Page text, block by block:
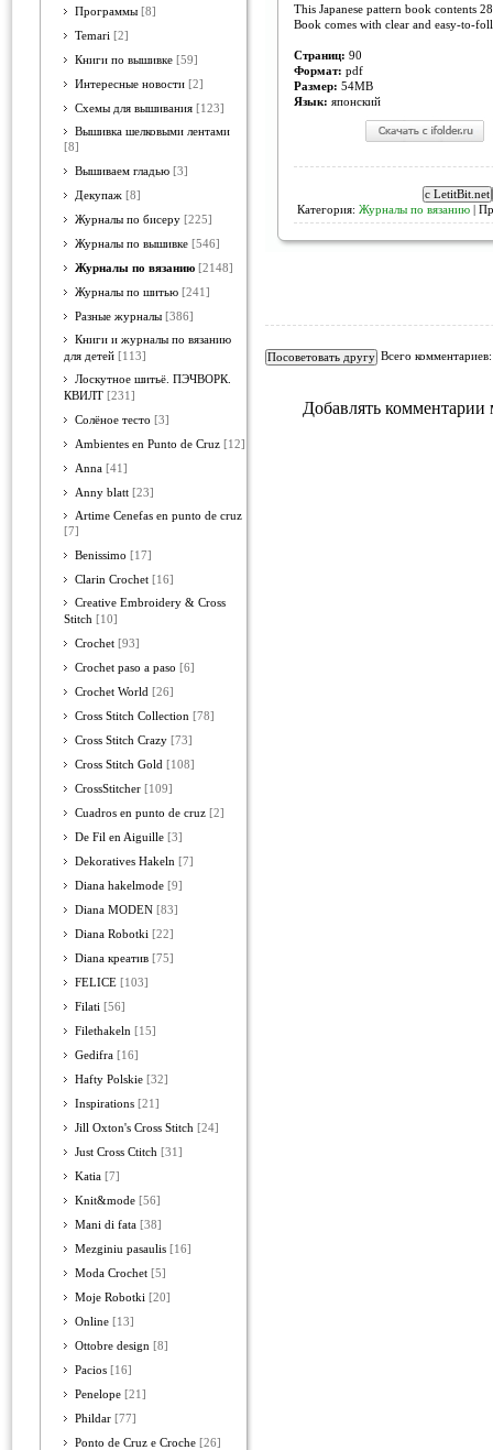
Программы [8]
Temari [2]
Книги по вышивке [59]
Интересные новости [2]
Схемы для вышивания [123]
Вышивка шелковыми лентами
[8]
Вышиваем гладью [3]
Декупаж [8]
Журналы по бисеру [225]
Журналы по вышивке [546]
Журналы по вязанию [2148]
Журналы по шитью [241]
Разные журналы [386]
Книги и журналы по вязанию
для детей [113]
Лоскутное шитьё. ПЭЧВОРК.
КВИЛТ [231]
Солёное тесто [3]
Ambientes en Punto de Cruz [12]
Anna [41]
Anny blatt [23]
Artime Cenefas en punto de cruz
[7]
Benissimo [17]
Clarin Crochet [16]
Creative Embroidery & Cross
Stitch [10]
Crochet [93]
Crochet paso a paso [6]
Crochet World [26]
Cross Stitch Collection [78]
Cross Stitch Crazy [73]
Cross Stitch Gold [108]
CrossStitcher [109]
Cuadros en punto de cruz [2]
De Fil en Aiguille [3]
Dekoratives Hakeln [7]
Diana hakelmode [9]
Diana MODEN [83]
Diana Robotki [22]
Diana креатив [75]
FELICE [103]
Filati [56]
Filethakeln [15]
Gedifra [16]
Hafty Polskie [32]
Inspirations [21]
Jill Oxton's Cross Stitch [24]
Just Cross Ctitch [31]
Katia [7]
Knit&mode [56]
Mani di fata [38]
Mezginiu pasaulis [16]
Moda Crochet [5]
Moje Robotki [20]
Online [13]
Ottobre design [8]
Pacios [16]
Penelope [21]
Phildar [77]
Ponto de Cruz e Croche [26]
This Japanese pattern book contents
Book comes with clear and easy-to-
Страниц: 90
Формат: pdf
Размер: 54MB
Язык: японский
Категория: Журналы по вязанию |
Всего
Добавлять комментарии